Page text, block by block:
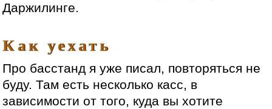
Даржилинге.
Как уехать
Про басстанд я уже писал, повторяться не
буду. Там есть несколько касс, в
зависимости от того, куда вы хотите